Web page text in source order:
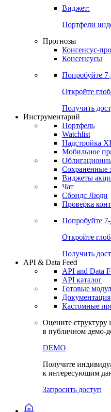
Бензин
Soft
Виджет:
Портфели
Прогнозы
Консенсусы
Попробуйте
Откройте
Получить
Инструментарий
Портфель
Watchlist
Надстройка
Мобильное
Сохраненные
Чат
Проверка
Попробуйте
Откройте
Получить
API & Data Feed
API and Data
Готовые
Документация
в публичном демо-